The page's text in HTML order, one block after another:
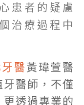
患者的疑慮
治療過程中
醫 黃瑋萱醫
醫師，不僅
透過專業的